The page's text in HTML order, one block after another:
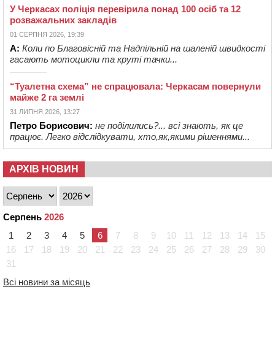
У Черкасах поліція перевірила понад 100 осіб та 12
розважальних закладів
01 СЕРПНЯ 2026, 19:39
А: Коли по Благовісній та Надпільній на шаленій швидкості
гасають мотоцикли та круті тачки...
“Туалетна схема” не спрацювала: Черкасам повернули
майже 2 га землі
31 ЛИПНЯ 2026, 13:27
Петро Борисович: не поділились?... всі знають, як це
працює. Легко відслідкувати, хто,як,якими рішеннями...
АРХІВ НОВИН
Серпень 2026
1
2 3 4 5 6 7 8 9 10 11 12 13 14
15
16
17 18 19 20 21 22 23 24 25 26 27 28 29
30
31
Всі новини за місяць